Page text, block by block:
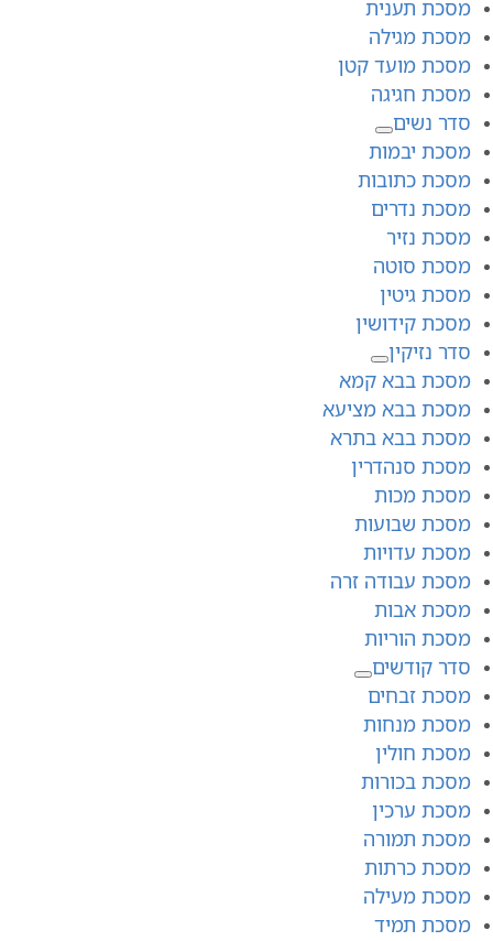
מסכת תענית
מסכת מגילה
מסכת מועד קטן
מסכת חגיגה
סדר נשים
מסכת יבמות
מסכת כתובות
מסכת נדרים
מסכת נזיר
מסכת סוטה
מסכת גיטין
מסכת קידושין
סדר נזיקין
מסכת בבא קמא
מסכת בבא מציעא
מסכת בבא בתרא
מסכת סנהדרין
מסכת מכות
מסכת שבועות
מסכת עדויות
מסכת עבודה זרה
מסכת אבות
מסכת הוריות
סדר קודשים
מסכת זבחים
מסכת מנחות
מסכת חולין
מסכת בכורות
מסכת ערכין
מסכת תמורה
מסכת כרתות
מסכת מעילה
מסכת תמיד